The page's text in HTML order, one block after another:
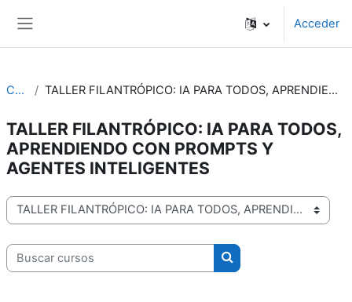
Acceder
Cursos TALLER FILANTRÓPICO: IA PARA TODOS, APRENDIENDO CON PROMPTS Y AGENTES INTELIGENTES
TALLER FILANTRÓPICO: IA PARA TODOS,
APRENDIENDO CON PROMPTS Y
AGENTES INTELIGENTES
Categorías
Buscar cursos
Buscar cursos